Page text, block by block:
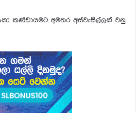
කණ්ඩායමට අමතර අස්වැසිල්ලක් වනු